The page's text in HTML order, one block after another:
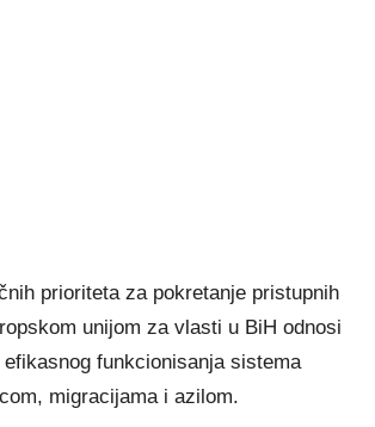
prioriteta za pokretanje pristupnih
unijom za vlasti u BiH odnosi
funkcionisanja sistema
migracijama i azilom.